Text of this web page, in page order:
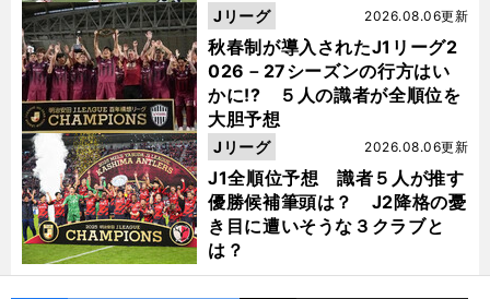
秋春制が導入されたJ1リーグ2
026－27シーズンの行方はい
かに!? ５人の識者が全順位を
大胆予想
2026.08.06更新
Jリーグ
J1全順位予想 識者５人が推す
優勝候補筆頭は？ J2降格の憂
き目に遭いそうな３クラブと
は？
2026.08.06更新
Jリーグ